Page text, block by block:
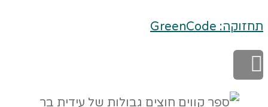
תחזוקה: GreenCode
לראש